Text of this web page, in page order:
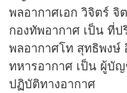
พลอากาศเอก วิจิตร์
กองทัพอากาศ เป็น ที่
พลอากาศโท สุทธิพงษ์
ทหารอากาศ เป็น ผู้บั
ปฏิบัติทางอากาศ